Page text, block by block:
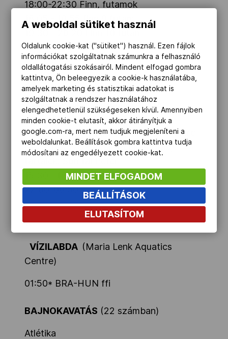
18:00-22:30 Finn, futamok
18:05 - 18:55 finn 9 futam
VÍVÁS(Carioca Arena 3, Barra)
14:00-20:30férfi párbajtőr csapat (Imre
Géza, Boczkó Gábor, Rédli András,
15:30 - (8) HUN-KOR
22:00-00:50
VÍZILABDA (Maria Lenk Aquatics
Centre)
01:50* BRA-HUN ffi
BAJNOKAVATÁS (22 számban)
Atlétika
A weboldal sütiket használ
Oldalunk cookie-kat ("sütiket") használ. Ezen fájlok
információkat szolgáltatnak számunkra a felhasználó
oldallátogatási szokásairól. Mindent elfogad gombra
kattintva, Ön beleegyezik a cookie-k használatába,
amelyek marketing és statisztikai adatokat is
szolgáltatnak a rendszer használatához
elengedhetetlenül szükségeseken kívül. Amennyiben
minden cookie-t elutasít, akkor átirányítjuk a
google.com-ra, mert nem tudjuk megjeleníteni a
weboldalunkat. Beállítások gombra kattintva tudja
módosítani az engedélyezett cookie-kat.
MINDET ELFOGADOM
BEÁLLÍTÁSOK
ELUTASÍTOM